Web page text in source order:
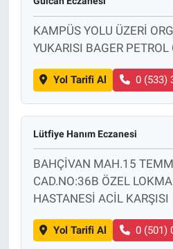
KAMPÜS YOLU ÜZERİ
YUKARISI BAGER
Yol Tarifi Al 0 (533)
Lütfiye Hanım Eczanesi
BAHÇİVAN MAH.15
CAD.NO:36B ÖZEL
HASTANESİ ACİL KARŞISI
Yol Tarifi Al 0 (501)